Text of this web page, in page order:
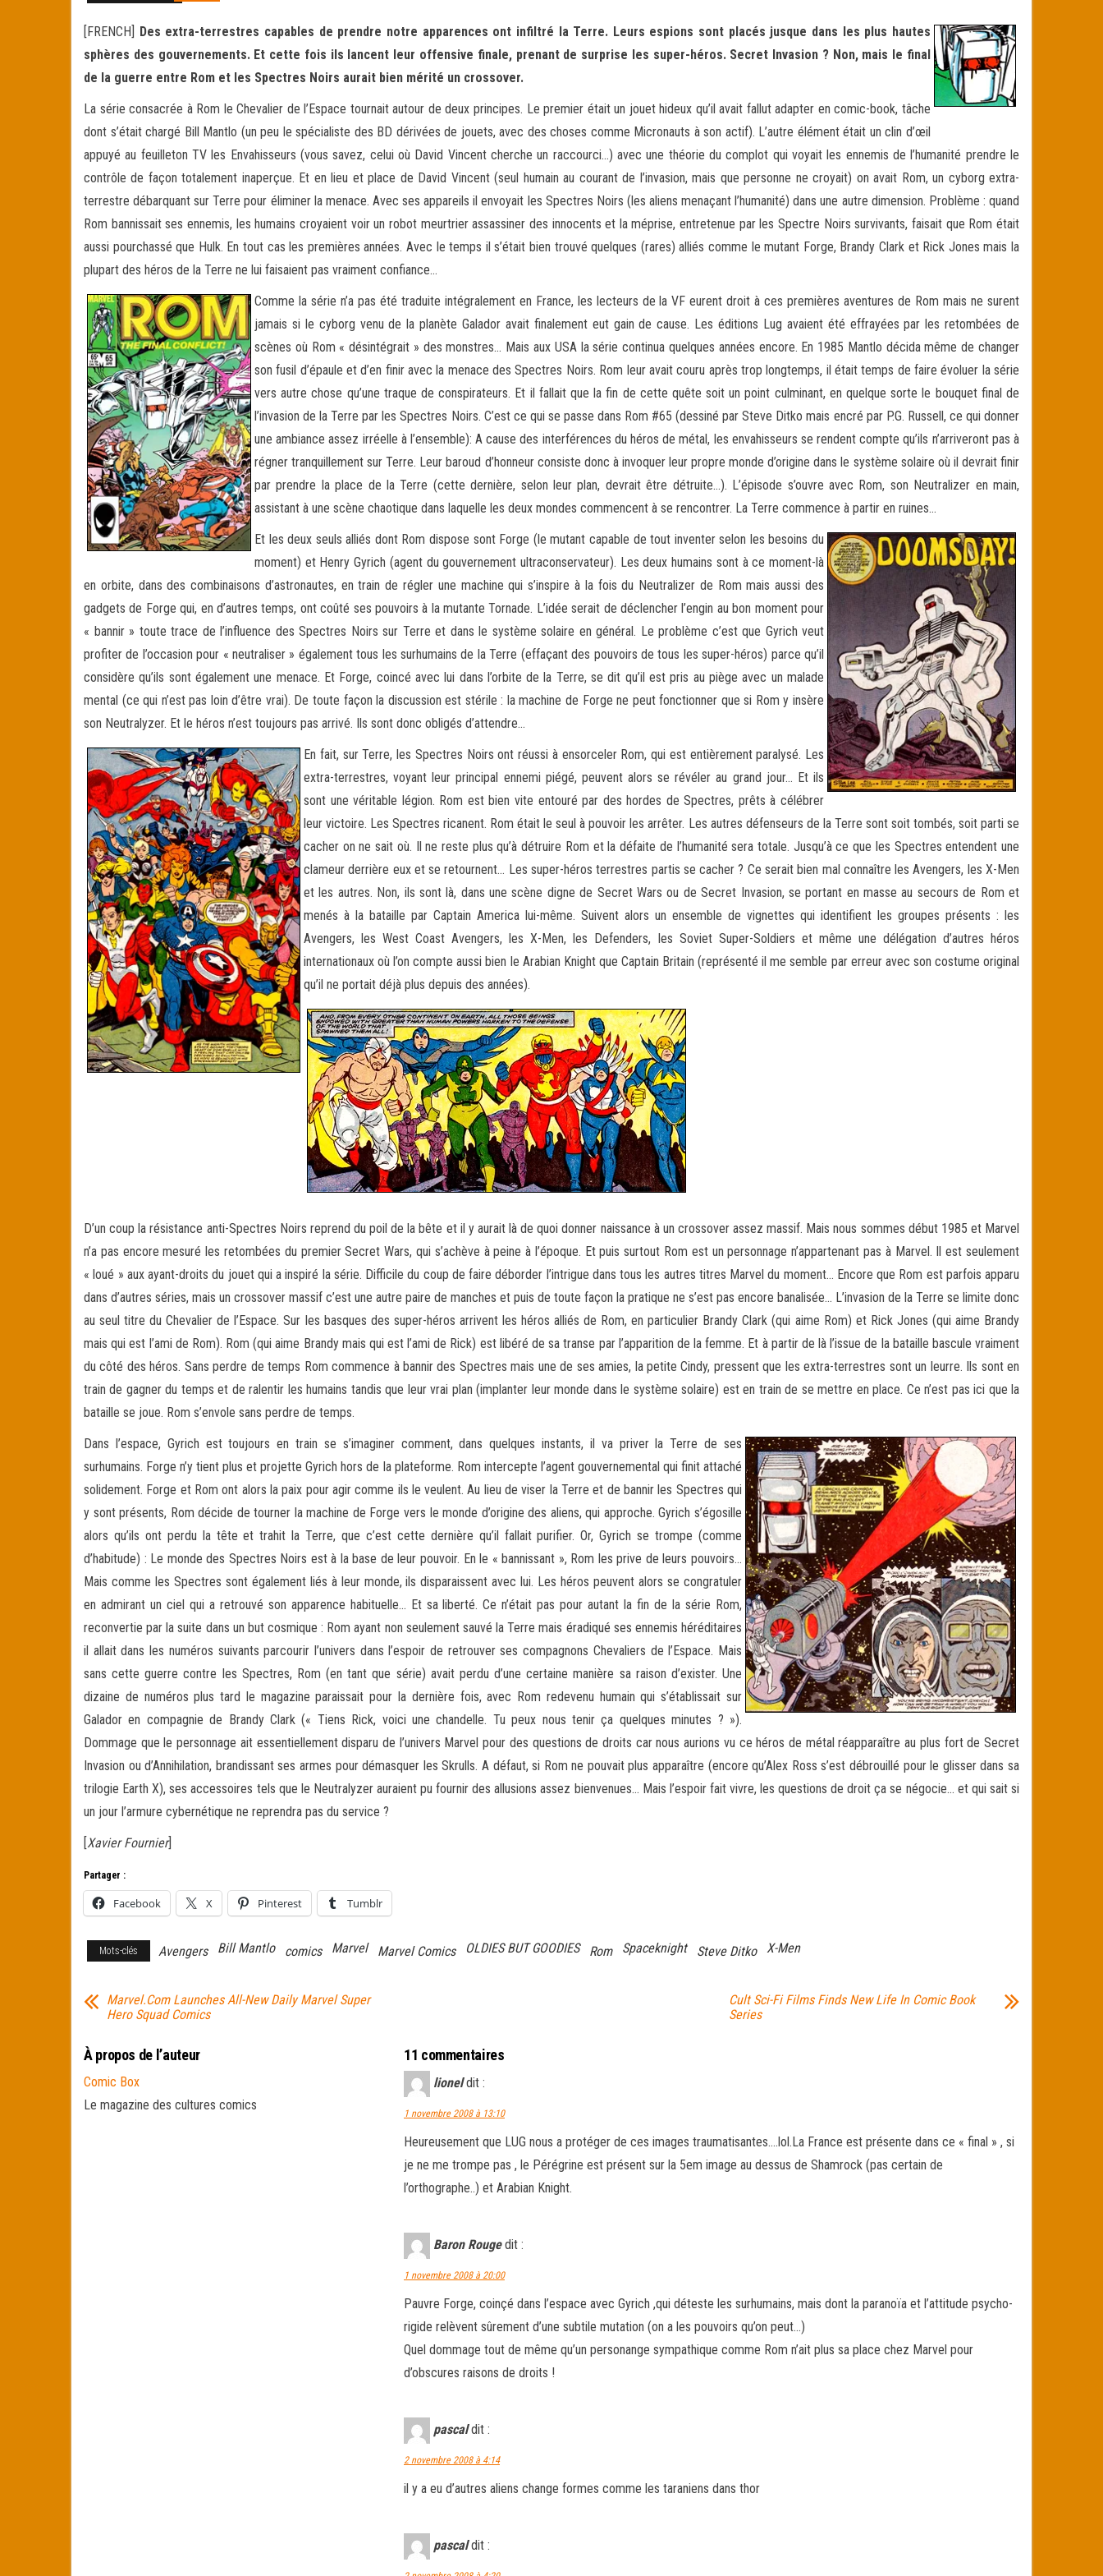
[FRENCH] Des extra-terrestres capables de prendre notre apparences ont infiltré la Terre. Leurs espions sont placés jusque dans les plus hautes
sphères des gouvernements. Et cette fois ils lancent leur offensive finale, prenant de surprise les super-héros. Secret Invasion ? Non, mais le final
de la guerre entre Rom et les Spectres Noirs aurait bien mérité un crossover.
La série consacrée à Rom le Chevalier de l’Espace tournait autour de deux principes. Le premier était un jouet hideux qu’il avait fallut adapter en comic-book, tâche
dont s’était chargé Bill Mantlo (un peu le spécialiste des BD dérivées de jouets, avec des choses comme Micronauts à son actif). L’autre élément était un clin d’œil
appuyé au feuilleton TV les Envahisseurs (vous savez, celui où David Vincent cherche un raccourci…) avec une théorie du complot qui voyait les ennemis de l’humanité prendre le
contrôle de façon totalement inaperçue. Et en lieu et place de David Vincent (seul humain au courant de l’invasion, mais que personne ne croyait) on avait Rom, un cyborg extra-
terrestre débarquant sur Terre pour éliminer la menace. Avec ses appareils il envoyait les Spectres Noirs (les aliens menaçant l’humanité) dans une autre dimension. Problème : quand
Rom bannissait ses ennemis, les humains croyaient voir un robot meurtrier assassiner des innocents et la méprise, entretenue par les Spectre Noirs survivants, faisait que Rom était
aussi pourchassé que Hulk. En tout cas les premières années. Avec le temps il s’était bien trouvé quelques (rares) alliés comme le mutant Forge, Brandy Clark et Rick Jones mais la
plupart des héros de la Terre ne lui faisaient pas vraiment confiance…
Comme la série n’a pas été traduite intégralement en France, les lecteurs de la VF eurent droit à ces premières aventures de Rom mais ne surent
jamais si le cyborg venu de la planète Galador avait finalement eut gain de cause. Les éditions Lug avaient été effrayées par les retombées de
scènes où Rom « désintégrait » des monstres… Mais aux USA la série continua quelques années encore. En 1985 Mantlo décida même de changer
son fusil d’épaule et d’en finir avec la menace des Spectres Noirs. Rom leur avait couru après trop longtemps, il était temps de faire évoluer la série
vers autre chose qu’une traque de conspirateurs. Et il fallait que la fin de cette quête soit un point culminant, en quelque sorte le bouquet final de
l’invasion de la Terre par les Spectres Noirs. C’est ce qui se passe dans Rom #65 (dessiné par Steve Ditko mais encré par P.G. Russell, ce qui donner
une ambiance assez irréelle à l’ensemble): A cause des interférences du héros de métal, les envahisseurs se rendent compte qu’ils n’arriveront pas à
régner tranquillement sur Terre. Leur baroud d’honneur consiste donc à invoquer leur propre monde d’origine dans le système solaire où il devrait finir
par prendre la place de la Terre (cette dernière, selon leur plan, devrait être détruite…). L’épisode s’ouvre avec Rom, son Neutralizer en main,
assistant à une scène chaotique dans laquelle les deux mondes commencent à se rencontrer. La Terre commence à partir en ruines…
Et les deux seuls alliés dont Rom dispose sont Forge (le mutant capable de tout inventer selon les besoins du
moment) et Henry Gyrich (agent du gouvernement ultraconservateur). Les deux humains sont à ce moment-là
en orbite, dans des combinaisons d’astronautes, en train de régler une machine qui s’inspire à la fois du Neutralizer de Rom mais aussi des
gadgets de Forge qui, en d’autres temps, ont coûté ses pouvoirs à la mutante Tornade. L’idée serait de déclencher l’engin au bon moment pour
« bannir » toute trace de l’influence des Spectres Noirs sur Terre et dans le système solaire en général. Le problème c’est que Gyrich veut
profiter de l’occasion pour « neutraliser » également tous les surhumains de la Terre (effaçant des pouvoirs de tous les super-héros) parce qu’il
considère qu’ils sont également une menace. Et Forge, coincé avec lui dans l’orbite de la Terre, se dit qu’il est pris au piège avec un malade
mental (ce qui n’est pas loin d’être vrai). De toute façon la discussion est stérile : la machine de Forge ne peut fonctionner que si Rom y insère
son Neutralyzer. Et le héros n’est toujours pas arrivé. Ils sont donc obligés d’attendre…
En fait, sur Terre, les Spectres Noirs ont réussi à ensorceler Rom, qui est entièrement paralysé. Les
extra-terrestres, voyant leur principal ennemi piégé, peuvent alors se révéler au grand jour… Et ils
sont une véritable légion. Rom est bien vite entouré par des hordes de Spectres, prêts à célébrer
leur victoire. Les Spectres ricanent. Rom était le seul à pouvoir les arrêter. Les autres défenseurs de la Terre sont soit tombés, soit parti se
cacher on ne sait où. Il ne reste plus qu’à détruire Rom et la défaite de l’humanité sera totale. Jusqu’à ce que les Spectres entendent une
clameur derrière eux et se retournent… Les super-héros terrestres partis se cacher ? Ce serait bien mal connaître les Avengers, les X-Men
et les autres. Non, ils sont là, dans une scène digne de Secret Wars ou de Secret Invasion, se portant en masse au secours de Rom et
menés à la bataille par Captain America lui-même. Suivent alors un ensemble de vignettes qui identifient les groupes présents : les
Avengers, les West Coast Avengers, les X-Men, les Defenders, les Soviet Super-Soldiers et même une délégation d’autres héros
internationaux où l’on compte aussi bien le Arabian Knight que Captain Britain (représenté il me semble par erreur avec son costume original
qu’il ne portait déjà plus depuis des années).
D’un coup la résistance anti-Spectres Noirs reprend du poil de la bête et il y aurait là de quoi donner naissance à un crossover assez massif. Mais nous sommes début 1985 et Marvel
n’a pas encore mesuré les retombées du premier Secret Wars, qui s’achève à peine à l’époque. Et puis surtout Rom est un personnage n’appartenant pas à Marvel. Il est seulement
« loué » aux ayant-droits du jouet qui a inspiré la série. Difficile du coup de faire déborder l’intrigue dans tous les autres titres Marvel du moment… Encore que Rom est parfois apparu
dans d’autres séries, mais un crossover massif c’est une autre paire de manches et puis de toute façon la pratique ne s’est pas encore banalisée… L’invasion de la Terre se limite donc
au seul titre du Chevalier de l’Espace. Sur les basques des super-héros arrivent les héros alliés de Rom, en particulier Brandy Clark (qui aime Rom) et Rick Jones (qui aime Brandy
mais qui est l’ami de Rom). Rom (qui aime Brandy mais qui est l’ami de Rick) est libéré de sa transe par l’apparition de la femme. Et à partir de là l’issue de la bataille bascule vraiment
du côté des héros. Sans perdre de temps Rom commence à bannir des Spectres mais une de ses amies, la petite Cindy, pressent que les extra-terrestres sont un leurre. Ils sont en
train de gagner du temps et de ralentir les humains tandis que leur vrai plan (implanter leur monde dans le système solaire) est en train de se mettre en place. Ce n’est pas ici que la
bataille se joue. Rom s’envole sans perdre de temps.
Dans l’espace, Gyrich est toujours en train se s’imaginer comment, dans quelques instants, il va priver la Terre de ses
surhumains. Forge n’y tient plus et projette Gyrich hors de la plateforme. Rom intercepte l’agent gouvernemental qui finit attaché
solidement. Forge et Rom ont alors la paix pour agir comme ils le veulent. Au lieu de viser la Terre et de bannir les Spectres qui
y sont présents, Rom décide de tourner la machine de Forge vers le monde d’origine des aliens, qui approche. Gyrich s’égosille
alors qu’ils ont perdu la tête et trahit la Terre, que c’est cette dernière qu’il fallait purifier. Or, Gyrich se trompe (comme
d’habitude) : Le monde des Spectres Noirs est à la base de leur pouvoir. En le « bannissant », Rom les prive de leurs pouvoirs…
Mais comme les Spectres sont également liés à leur monde, ils disparaissent avec lui. Les héros peuvent alors se congratuler
en admirant un ciel qui a retrouvé son apparence habituelle… Et sa liberté. Ce n’était pas pour autant la fin de la série Rom,
reconvertie par la suite dans un but cosmique : Rom ayant non seulement sauvé la Terre mais éradiqué ses ennemis héréditaires
il allait dans les numéros suivants parcourir l’univers dans l’espoir de retrouver ses compagnons Chevaliers de l’Espace. Mais
sans cette guerre contre les Spectres, Rom (en tant que série) avait perdu d’une certaine manière sa raison d’exister. Une
dizaine de numéros plus tard le magazine paraissait pour la dernière fois, avec Rom redevenu humain qui s’établissait sur
Galador en compagnie de Brandy Clark (« Tiens Rick, voici une chandelle. Tu peux nous tenir ça quelques minutes ? »).
Dommage que le personnage ait essentiellement disparu de l’univers Marvel pour des questions de droits car nous aurions vu ce héros de métal réapparaître au plus fort de Secret
Invasion ou d’Annihilation, brandissant ses armes pour démasquer les Skrulls. A défaut, si Rom ne pouvait plus apparaître (encore qu’Alex Ross s’est débrouillé pour le glisser dans sa
trilogie Earth X), ses accessoires tels que le Neutralyzer auraient pu fournir des allusions assez bienvenues… Mais l’espoir fait vivre, les questions de droit ça se négocie… et qui sait si
un jour l’armure cybernétique ne reprendra pas du service ?
[Xavier Fournier]
Partager :
Facebook X Pinterest Tumblr
Mots-clés Avengers Bill Mantlo comics Marvel Marvel Comics OLDIES BUT GOODIES Rom Spaceknight Steve Ditko X-Men
Marvel.Com Launches All-New Daily Marvel Super
Hero Squad Comics
Cult Sci-Fi Films Finds New Life In Comic Book
Series
À propos de l’auteur
Comic Box
Le magazine des cultures comics
11 commentaires
lionel dit :
1 novembre 2008 à 13:10
Heureusement que LUG nous a protéger de ces images traumatisantes….lol.La France est présente dans ce « final » , si
je ne me trompe pas , le Pérégrine est présent sur la 5em image au dessus de Shamrock (pas certain de
l’orthographe..) et Arabian Knight.
Baron Rouge dit :
1 novembre 2008 à 20:00
Pauvre Forge, coinçé dans l’espace avec Gyrich ,qui déteste les surhumains, mais dont la paranoïa et l’attitude psycho-
rigide relèvent sûrement d’une subtile mutation (on a les pouvoirs qu’on peut…)
Quel dommage tout de même qu’un personange sympathique comme Rom n’ait plus sa place chez Marvel pour
d’obscures raisons de droits !
pascal dit :
2 novembre 2008 à 4:14
il y a eu d’autres aliens change formes comme les taraniens dans thor
pascal dit :